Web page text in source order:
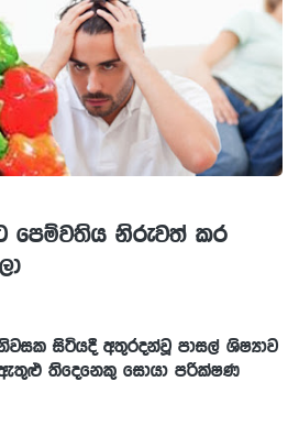
පෙම්වතිය නිරුවත් කර
සිටියදී අතුරදන්වූ පාසල් ශිෂ්‍යාව
තිදෙනෙකු සොයා පරික්ෂණ